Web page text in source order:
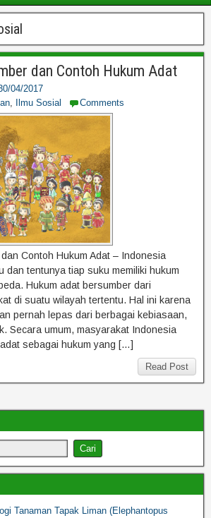
dan Contoh Hukum Adat
04/2017
, Ilmu Sosial Comments
Contoh Hukum Adat – Indonesia
dan tentunya tiap suku memiliki hukum
Hukum adat bersumber dari
di suatu wilayah tertentu. Hal ini karena
pernah lepas dari berbagai kebiasaan,
Secara umum, masyarakat Indonesia
sebagai hukum yang […]
Read Post
Tanaman Tapak Liman (Elephantopus